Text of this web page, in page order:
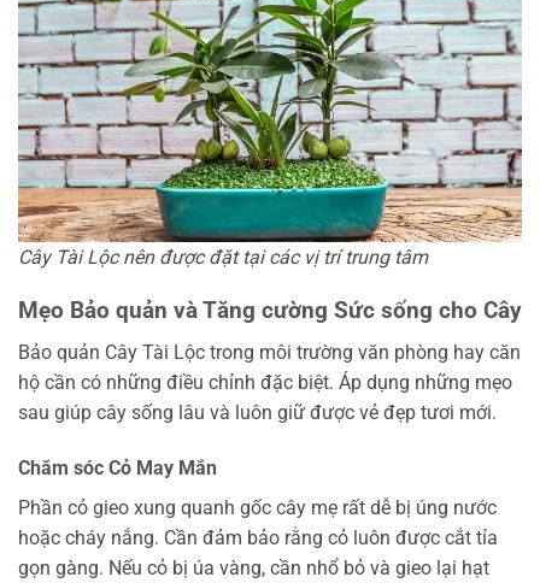
Cây Tài Lộc nên được đặt tại các vị trí trung tâm
Mẹo Bảo quản và Tăng cường Sức sống cho Cây
Bảo quản Cây Tài Lộc trong môi trường văn phòng hay căn
hộ cần có những điều chỉnh đặc biệt. Áp dụng những mẹo
sau giúp cây sống lâu và luôn giữ được vẻ đẹp tươi mới.
Chăm sóc Cỏ May Mắn
Phần cỏ gieo xung quanh gốc cây mẹ rất dễ bị úng nước
hoặc cháy nắng. Cần đảm bảo rằng cỏ luôn được cắt tỉa
gọn gàng. Nếu cỏ bị úa vàng, cần nhổ bỏ và gieo lại hạt